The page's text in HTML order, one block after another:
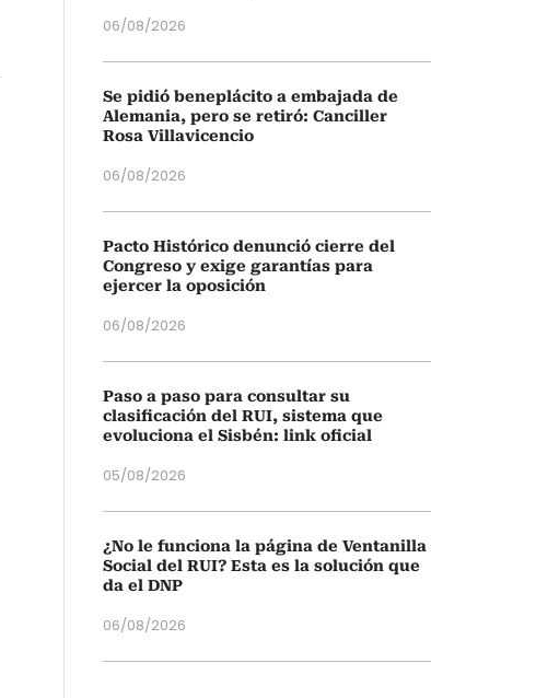
06/08/2026
Se pidió beneplácito a embajada de
Alemania, pero se retiró: Canciller
Rosa Villavicencio
06/08/2026
Pacto Histórico denunció cierre del
Congreso y exige garantías para
ejercer la oposición
06/08/2026
Paso a paso para consultar su
clasificación del RUI, sistema que
evoluciona el Sisbén: link oficial
05/08/2026
¿No le funciona la página de Ventanilla
Social del RUI? Esta es la solución que
da el DNP
06/08/2026